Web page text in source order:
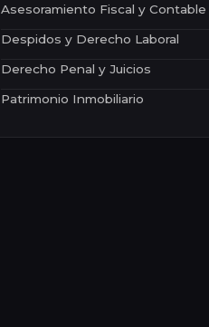
Asesoramiento Fiscal y Contable
Despidos y Derecho Laboral
Derecho Penal y Juicios
Patrimonio Inmobiliario